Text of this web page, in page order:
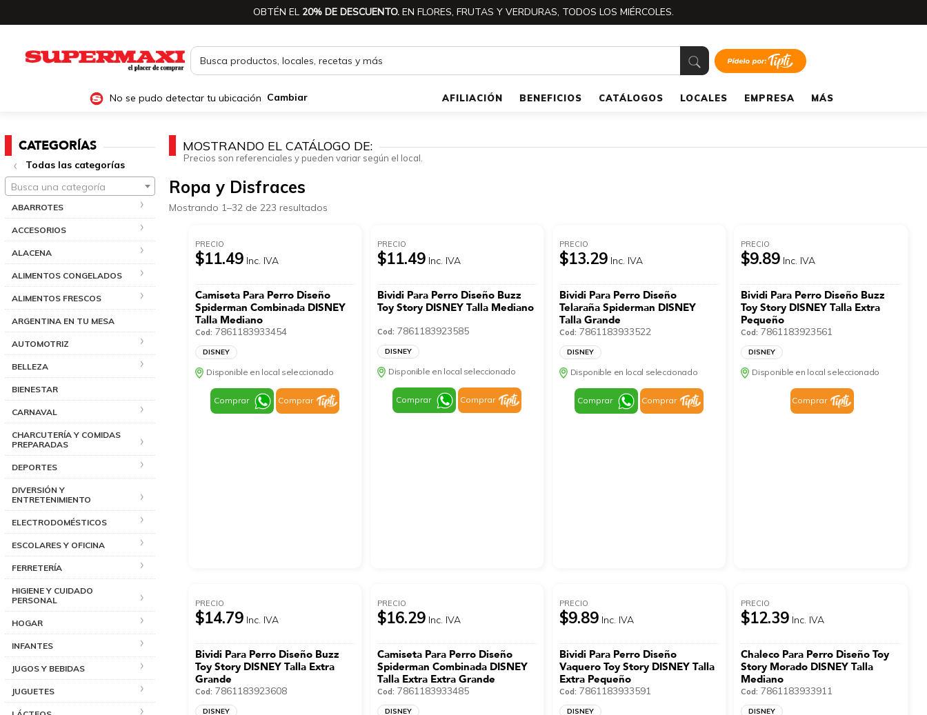
OBTÉN EL 20% DE DESCUENTO. EN FLORES, FRUTAS Y VERDURAS, TODOS LOS MIÉRCOLES.
No se pudo detectar tu ubicación Cambiar AFILIACIÓN BENEFICIOS CATÁLOGOS LOCALES EMPRESA MÁS
CATEGORÍAS
Todas las categorías
Busca una categoría
ABARROTES
ACCESORIOS
ALACENA
ALIMENTOS CONGELADOS
ALIMENTOS FRESCOS
ARGENTINA EN TU MESA
AUTOMOTRIZ
BELLEZA
BIENESTAR
CARNAVAL
CHARCUTERÍA Y COMIDAS
PREPARADAS
DEPORTES
DIVERSIÓN Y
ENTRETENIMIENTO
ELECTRODOMÉSTICOS
ESCOLARES Y OFICINA
FERRETERÍA
HIGIENE Y CUIDADO
PERSONAL
HOGAR
INFANTES
JUGOS Y BEBIDAS
JUGUETES
MOSTRANDO EL CATÁLOGO DE:
Precios son referenciales y pueden variar según el local.
Ropa y Disfraces
Mostrando 1–32 de 223 resultados
PRECIO
$11.49 Inc. IVA
Camiseta Para Perro Diseño
Spiderman Combinada DISNEY
Talla Mediano
Cod: 7861183933454
DISNEY
Disponible en local seleccionado
Comprar Comprar
PRECIO
$11.49 Inc. IVA
Bividi Para Perro Diseño Buzz
Toy Story DISNEY Talla Mediano
Cod: 7861183923585
DISNEY
Disponible en local seleccionado
Comprar Comprar
PRECIO
$13.29 Inc. IVA
Bividi Para Perro Diseño
Telaraña Spiderman DISNEY
Talla Grande
Cod: 7861183933522
DISNEY
Disponible en local seleccionado
Comprar Comprar
PRECIO
$9.89 Inc. IVA
Bividi Para Perro Diseño Buzz
Toy Story DISNEY Talla Extra
Pequeño
Cod: 7861183923561
DISNEY
Disponible en local seleccionado
Comprar
PRECIO
$14.79 Inc. IVA
Bividi Para Perro Diseño Buzz
Toy Story DISNEY Talla Extra
Grande
Cod: 7861183923608
DISNEY
PRECIO
$16.29 Inc. IVA
Camiseta Para Perro Diseño
Spiderman Combinada DISNEY
Talla Extra Extra Grande
Cod: 7861183933485
DISNEY
PRECIO
$9.89 Inc. IVA
Bividi Para Perro Diseño
Vaquero Toy Story DISNEY Talla
Extra Pequeño
Cod: 7861183933591
DISNEY
PRECIO
$12.39 Inc. IVA
Chaleco Para Perro Diseño Toy
Story Morado DISNEY Talla
Mediano
Cod: 7861183933911
DISNEY